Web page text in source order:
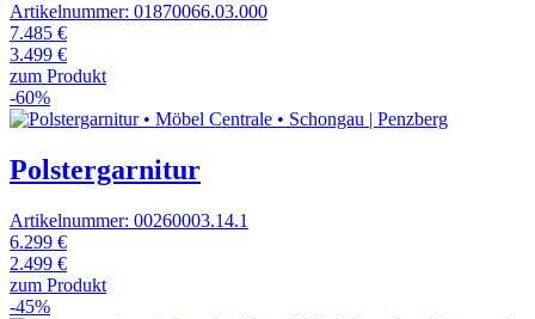
Artikelnummer: 01870066.03.000
7.485 €
3.499 €
zum Produkt
-60%
Polstergarnitur
Artikelnummer: 00260003.14.1
6.299 €
2.499 €
zum Produkt
-45%